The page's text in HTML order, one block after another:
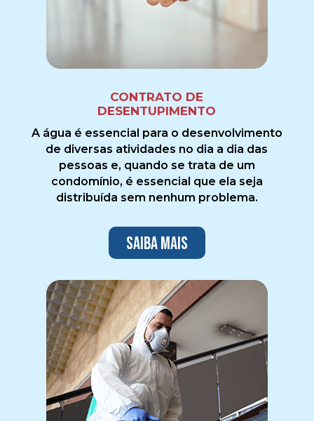
CONTRATO DE
DESENTUPIMENTO
A água é essencial para o desenvolvimento
de diversas atividades no dia a dia das
pessoas e, quando se trata de um
condomínio, é essencial que ela seja
distribuída sem nenhum problema.
Saiba mais